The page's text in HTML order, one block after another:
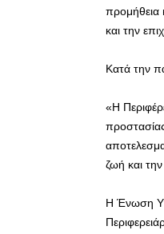
προμήθεια
και την
Κατά την
«Η
ζωή και
Η Ένωση